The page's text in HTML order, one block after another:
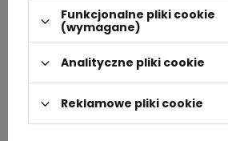
Wymiary
kartonu
zewnętrznego
45 x 68 x
kartonu
zewnętrznego
Funkcjonalne pliki cookie
(wymagane)
Analityczne pliki cookie
Reklamowe pliki cookie